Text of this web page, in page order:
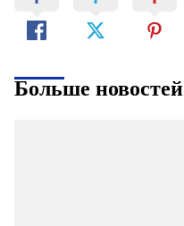
Больше новостей